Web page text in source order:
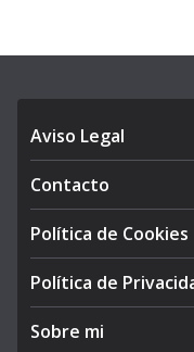
Aviso Legal
Contacto
Política de Cookies
Política de
Sobre mi